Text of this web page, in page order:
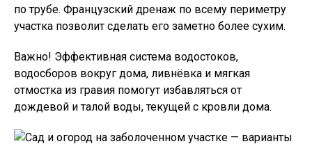
по трубе. Французский дренаж по всему периметру
участка позволит сделать его заметно более сухим.
Важно! Эффективная система водостоков,
водосборов вокруг дома, ливнёвка и мягкая
отмостка из гравия помогут избавляться от
дождевой и талой воды, текущей с кровли дома.